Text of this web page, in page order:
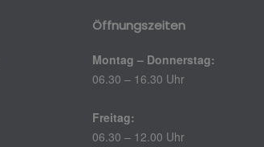
Öffnungszeiten
Montag – Donnerstag:
06.30 – 16.30 Uhr
Freitag:
06.30 – 12.00 Uhr